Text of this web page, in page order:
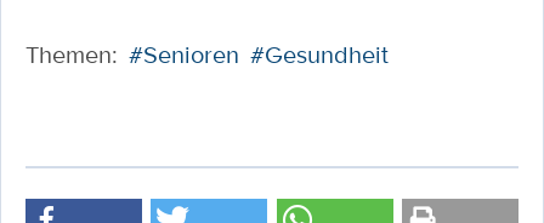
Themen: #Senioren #Gesundheit